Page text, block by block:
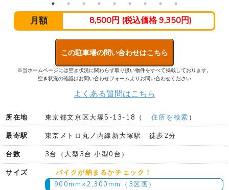
月額 8,500円 (税込価格 9,350円)
この駐車場の問い合わせはこちら
※当ホームページには空き状況に関わらず取り扱い物件をすべて掲載しております。
空き状況の確認はお問い合わせフォームよりお問い合わせください
よくある質問はこちら
所在地 東京都文京区大塚5-13-18（ 住所を検索 ）
最寄駅
東京メトロ丸ノ内線新大塚駅 徒歩2分
台数
3台（大型3台 小型0台）
サイズ
バイクが納まるかチェック！
900mm×2,300mm（3区画）